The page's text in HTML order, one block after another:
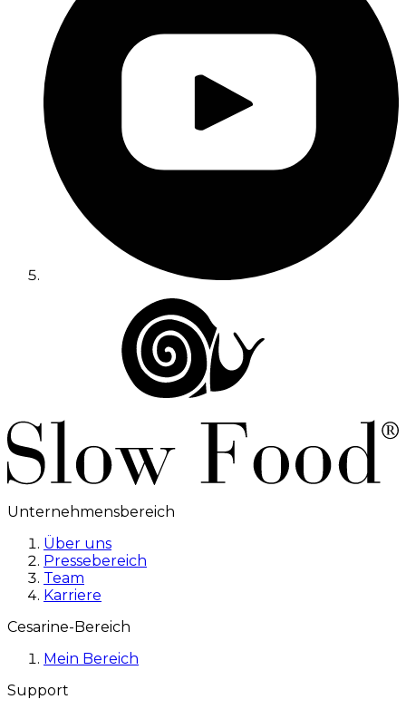
Unternehmensbereich
Über uns
Pressebereich
Team
Karriere
Cesarine-Bereich
Mein Bereich
Support